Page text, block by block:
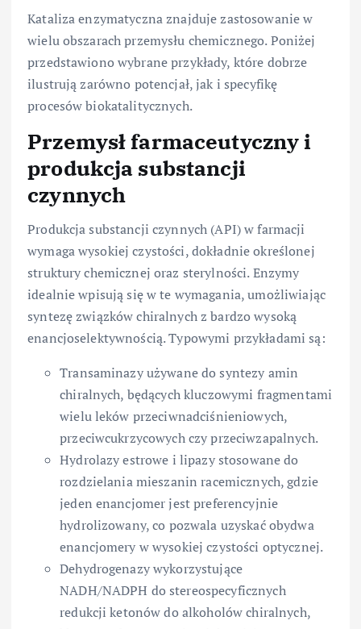
Kataliza enzymatyczna znajduje zastosowanie w
wielu obszarach przemysłu chemicznego. Poniżej
przedstawiono wybrane przykłady, które dobrze
ilustrują zarówno potencjał, jak i specyfikę
procesów biokatalitycznych.
Przemysł farmaceutyczny i
produkcja substancji
czynnych
Produkcja substancji czynnych (API) w farmacji
wymaga wysokiej czystości, dokładnie określonej
struktury chemicznej oraz sterylności. Enzymy
idealnie wpisują się w te wymagania, umożliwiając
syntezę związków chiralnych z bardzo wysoką
enancjoselektywnością. Typowymi przykładami są:
Transaminazy używane do syntezy amin
chiralnych, będących kluczowymi fragmentami
wielu leków przeciwnadciśnieniowych,
przeciwcukrzycowych czy przeciwzapalnych.
Hydrolazy estrowe i lipazy stosowane do
rozdzielania mieszanin racemicznych, gdzie
jeden enancjomer jest preferencyjnie
hydrolizowany, co pozwala uzyskać obydwa
enancjomery w wysokiej czystości optycznej.
Dehydrogenazy wykorzystujące
NADH/NADPH do stereospecyficznych
redukcji ketonów do alkoholów chiralnych,